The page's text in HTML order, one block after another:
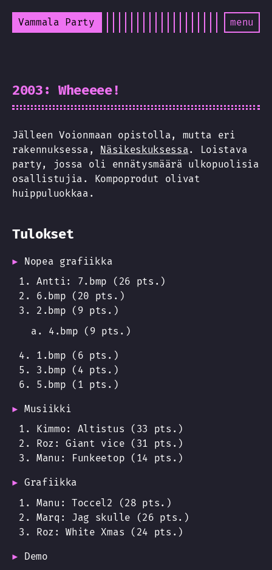
Vammala Party menu
2003: Wheeeee!
Jälleen Voionmaan opistolla, mutta eri
rakennuksessa, Näsikeskuksessa. Loistava
party, jossa oli ennätysmäärä ulkopuolisia
osallistujia. Kompoprodut olivat
huippuluokkaa.
Tulokset
Nopea grafiikka
Antti: 7.bmp (26 pts.)
6.bmp (20 pts.)
2.bmp (9 pts.)
4.bmp (9 pts.)
1.bmp (6 pts.)
3.bmp (4 pts.)
5.bmp (1 pts.)
Musiikki
Kimmo: Altistus (33 pts.)
Roz: Giant vice (31 pts.)
Manu: Funkeetop (14 pts.)
Grafiikka
Manu: Toccel2 (28 pts.)
Marq: Jag skulle (26 pts.)
Roz: White Xmas (24 pts.)
Demo